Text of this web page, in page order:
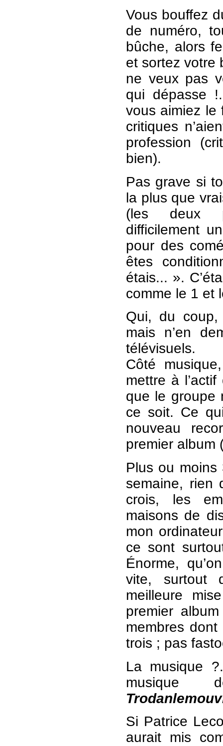
Vous bouffez
de numéro,
bûche, alors
et sortez votre
ne veux pas
qui dépasse
vous aimiez le
critiques
profession
bien).
Pas grave si
la plus que
(les deux
difficilement
pour des
êtes
étais... ».
comme le 1 et
Qui, du coup,
mais n’en
télévisuels.
Côté
mettre à
que le groupe
ce soit. Ce
nouveau
premier album
Plus ou
semaine, rien
crois, les
maisons de
mon
ce sont
Énorme,
vite, surtout
meilleure
premier
membres
trois ; pas
La musique
musique
Si Patrice
aurait mis